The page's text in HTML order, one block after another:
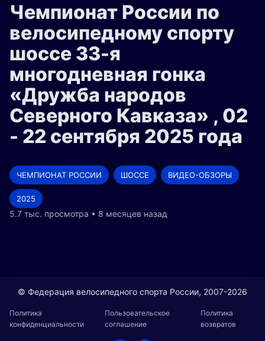
Чемпионат России по
велосипедному спорту
шоссе 33-я
многодневная гонка
«Дружба народов
Северного Кавказа» , 02
- 22 сентября 2025 года
ЧЕМПИОНАТ РОССИИ ШОССЕ ВИДЕО-ОБЗОРЫ
2025
5.7 тыс. просмотра • 8 месяцев назад
© Федерация велосипедного спорта России, 2007-2026
Политика
конфиденциальности
Пользовательское
соглашение
Политика
возвратов